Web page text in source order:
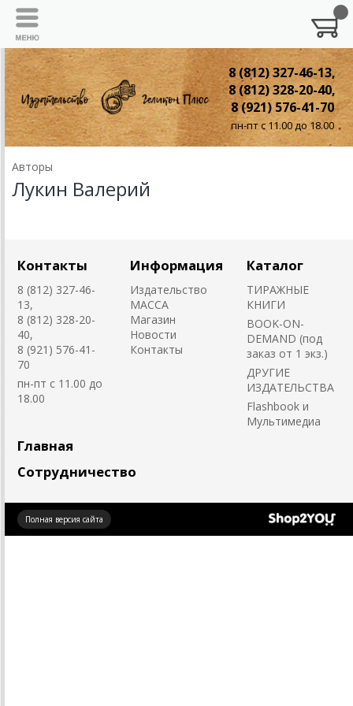
8 (812) 327-46-13,
8 (812) 328-20-40,
8 (921) 576-41-70
пн-пт с 11.00 до 18.00
Авторы
Лукин Валерий
Контакты
8 (812) 327-46-
13,
8 (812) 328-20-
40,
8 (921) 576-41-
70
пн-пт с 11.00 до
18.00
Информация
Издательство
MACCA
Магазин
Новости
Контакты
Каталог
ТИРАЖНЫЕ
КНИГИ
BOOK-ON-
DEMAND (под
заказ от 1 экз.)
ДРУГИЕ
ИЗДАТЕЛЬСТВА
Flashbook и
Мультимедиа
Главная
Сотрудничество
Полная версия сайта